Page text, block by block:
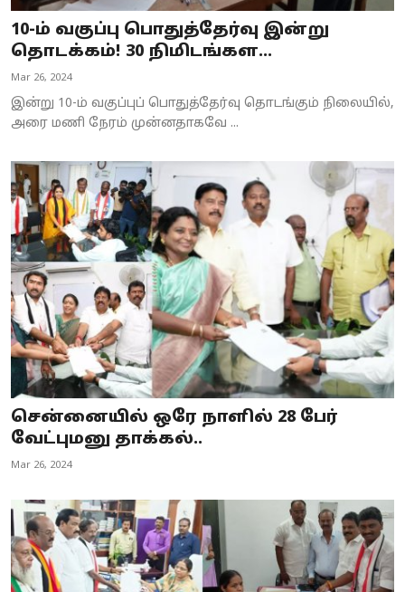
10-ம் வகுப்பு பொதுத்தேர்வு இன்று
தொடக்கம்! 30 நிமிடங்கள...
Mar 26, 2024
இன்று 10-ம் வகுப்புப் பொதுத்தேர்வு தொடங்கும் நிலையில்,
அரை மணி நேரம் முன்னதாகவே ...
சென்னையில் ஒரே நாளில் 28 பேர்
வேட்புமனு தாக்கல்..
Mar 26, 2024